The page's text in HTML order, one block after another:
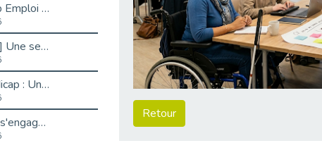
L’équipe de Cap Emploi 92 s’agrandit : Bienvenue à Charmila, Khoudia et Fadila !
[RETOUR SUR] Une session de recrutement inclusive réussie à Asnières !
Emploi et Handicap : Une alliance de style entre Cap Emploi 92 et La Cravate Solidaire
Cap Emploi 92 s'engage pour la santé mentale : La formation PSSM au cœur de l'accompagnement
Retour